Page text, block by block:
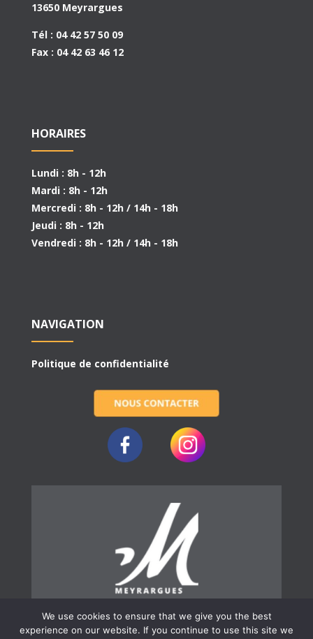
13650 Meyrargues
Tél : 04 42 57 50 09
Fax : 04 42 63 46 12
HORAIRES
Lundi : 8h - 12h
Mardi : 8h - 12h
Mercredi : 8h - 12h / 14h - 18h
Jeudi : 8h - 12h
Vendredi : 8h - 12h / 14h - 18h
NAVIGATION
Politique de confidentialité
We use cookies to ensure that we give you the best
experience on our website. If you continue to use this site we